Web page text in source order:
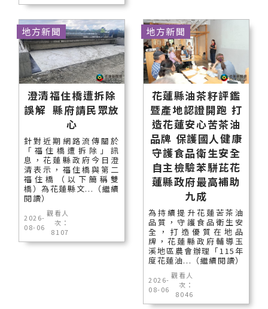
澄清福住橋遭拆除
誤解 縣府請民眾放
心
針對近期網路流傳關於
「福住橋遭拆除」訊
息，花蓮縣政府今日澄
清表示，福住橋與第二
福住橋（以下簡稱雙
橋）為花蓮縣文...（繼續
閱讀）
2026-
08-06
觀看人
次：
8107
地方新聞
花蓮縣油茶籽評鑑
暨產地認證開跑 打
造花蓮安心苦茶油
品牌 保護國人健康
守護食品衛生安全
自主檢驗苯駢芘花
蓮縣政府最高補助
九成
為持續提升花蓮苦茶油
品質，守護食品衛生安
全，打造優質在地品
牌，花蓮縣政府輔導玉
溪地區農會辦理「115年
度花蓮油...（繼續閱讀）
2026-
08-06
觀看人
次：
8046
地方新聞